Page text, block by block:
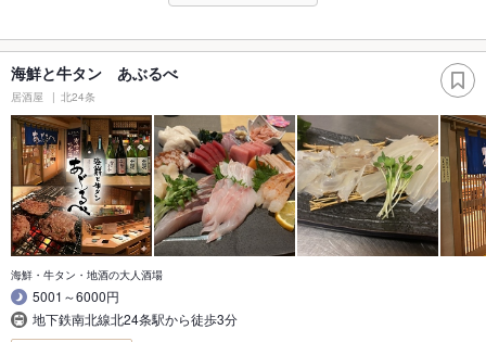
海鮮と牛タン あぶるべ
居酒屋 北24条
海鮮・牛タン・地酒の大人酒場
5001～6000円
地下鉄南北線北24条駅から徒歩3分